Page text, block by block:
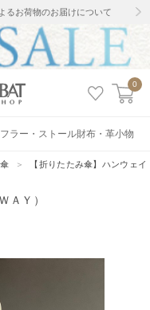
るお荷物のお届けについて
0
ラー・ストール財布・革小物
＞ 【折りたたみ傘】ハンウェ
ＡＹ）